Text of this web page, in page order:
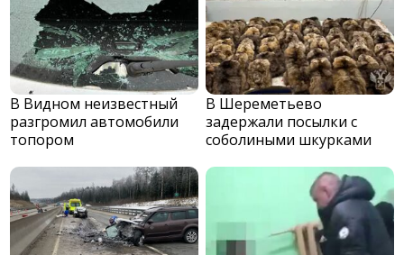
В Видном неизвестный
разгромил автомобили
топором
В Шереметьево
задержали посылки с
соболиными шкурками